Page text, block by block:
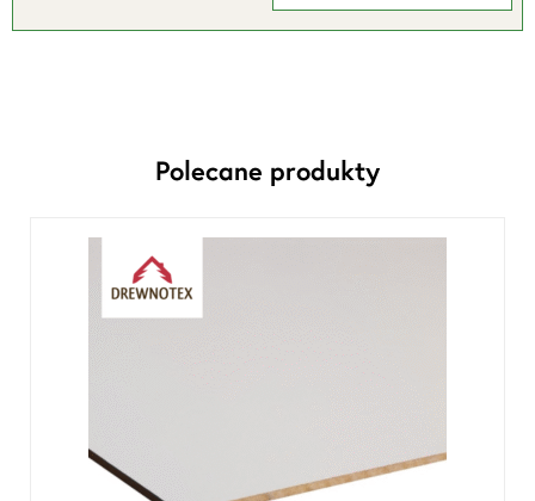
Polecane produkty